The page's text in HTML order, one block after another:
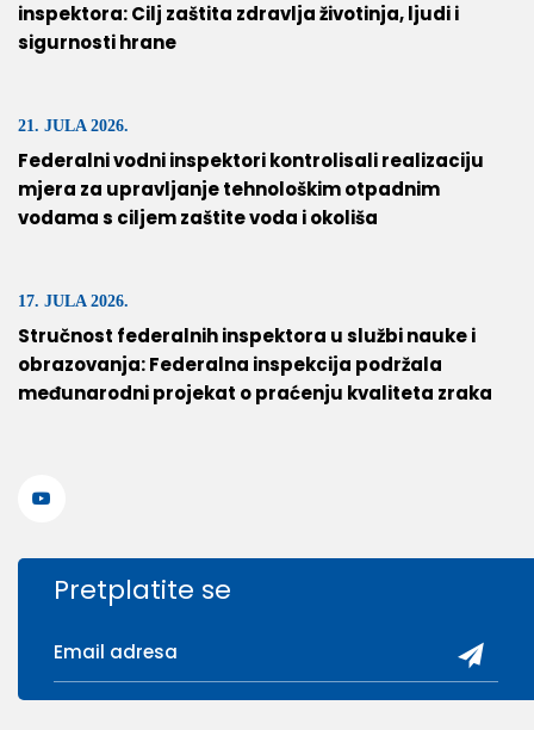
inspektora: Cilj zaštita zdravlja životinja, ljudi i
sigurnosti hrane
21. JULA 2026.
Federalni vodni inspektori kontrolisali realizaciju
mjera za upravljanje tehnološkim otpadnim
vodama s ciljem zaštite voda i okoliša
17. JULA 2026.
Stručnost federalnih inspektora u službi nauke i
obrazovanja: Federalna inspekcija podržala
međunarodni projekat o praćenju kvaliteta zraka
Pretplatite se